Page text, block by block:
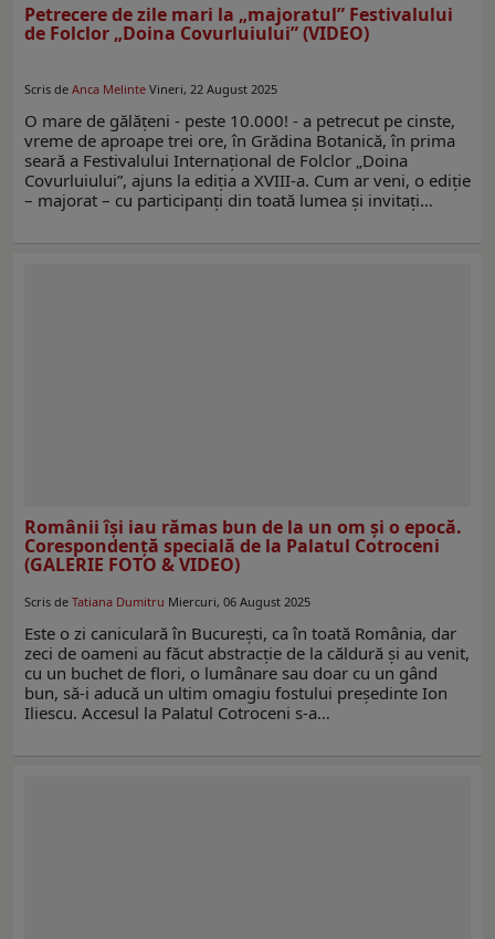
Petrecere de zile mari la „majoratul” Festivalului
de Folclor „Doina Covurluiului” (VIDEO)
Scris de Anca Melinte Vineri, 22 August 2025
O mare de gălăţeni - peste 10.000! - a petrecut pe cinste,
vreme de aproape trei ore, în Grădina Botanică, în prima
seară a Festivalului Internaţional de Folclor „Doina
Covurluiului”, ajuns la ediţia a XVIII-a. Cum ar veni, o ediţie
– majorat – cu participanţi din toată lumea şi invitaţi…
Românii își iau rămas bun de la un om şi o epocă.
Corespondenţă specială de la Palatul Cotroceni
(GALERIE FOTO & VIDEO)
Scris de Tatiana Dumitru Miercuri, 06 August 2025
Este o zi caniculară în București, ca în toată România, dar
zeci de oameni au făcut abstracție de la căldură și au venit,
cu un buchet de flori, o lumânare sau doar cu un gând
bun, să-i aducă un ultim omagiu fostului președinte Ion
Iliescu. Accesul la Palatul Cotroceni s-a…